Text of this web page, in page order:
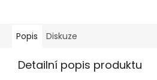
Popis Diskuze
Detailní popis produktu